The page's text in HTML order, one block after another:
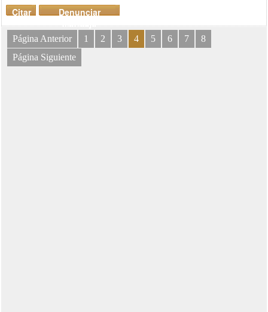
Denunciar
mensaje
Citar
Página Anterior 1 2 3 4 5 6 7
8
Página Siguiente